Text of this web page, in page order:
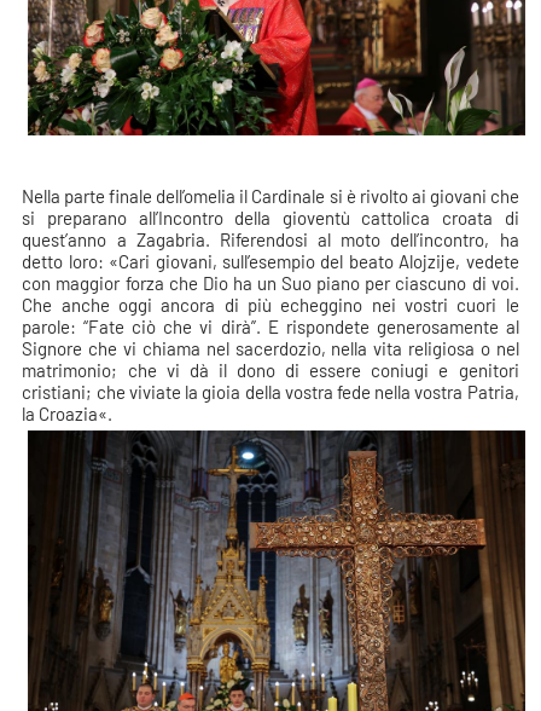
Nella parte finale dell’omelia il Cardinale si è rivolto ai giovani che
si preparano all’Incontro della gioventù cattolica croata di
quest’anno a Zagabria. Riferendosi al moto dell’incontro, ha
detto loro: «Cari giovani, sull’esempio del beato Alojzije, vedete
con maggior forza che Dio ha un Suo piano per ciascuno di voi.
Che anche oggi ancora di più echeggino nei vostri cuori le
parole: “Fate ciò che vi dirà”. E rispondete generosamente al
Signore che vi chiama nel sacerdozio, nella vita religiosa o nel
matrimonio; che vi dà il dono di essere coniugi e genitori
cristiani; che viviate la gioia della vostra fede nella vostra Patria,
la Croazia«.